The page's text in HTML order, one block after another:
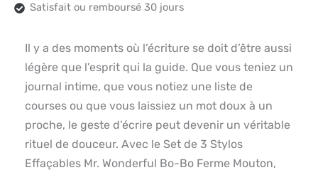
Satisfait ou remboursé 30 jours
Il y a des moments où l’écriture se doit d’être aussi
légère que l’esprit qui la guide. Que vous teniez un
journal intime, que vous notiez une liste de
courses ou que vous laissiez un mot doux à un
proche, le geste d’écrire peut devenir un véritable
rituel de douceur. Avec le Set de 3 Stylos
Effaçables Mr. Wonderful Bo-Bo Ferme Mouton,